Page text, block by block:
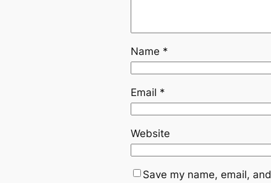
Name *
Email *
Website
Save my name, email,